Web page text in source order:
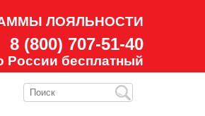
ЛОЯЛЬНОСТИ
8 (800) 707-51-40
России бесплатный